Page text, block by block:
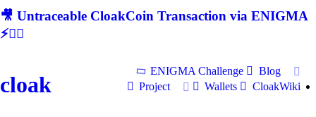
🎥 Untraceable CloakCoin Transaction via ENIGMA
⚡🕵‍♂
cloak
ENIGMA Challenge
Blog
Project
Wallets CloakWiki